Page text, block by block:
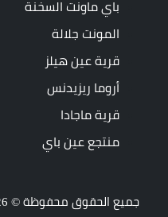
باي ماونت السخنة
المونت جلالة
قرية عين هيلز
أروما ريزيدنس
قرية ماجادا
منتجع عين باي